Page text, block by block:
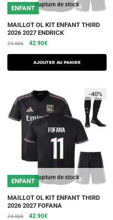
du
produit
Rupture de stock
ENFANT
MAILLOT OL KIT ENFANT THIRD
2026 2027 ENDRICK
74.90€
Le
initial
était :
42.90€Le
actuel
est :
AJOUTER AU PANIER
Ce
produit
a
plusieurs
variations.
options
peuvent
être
choisies
du
produit
Rupture de stock
ENFANT
-40%
MAILLOT OL KIT ENFANT THIRD
2026 2027 FOFANA
74.90€
Le
42.90€Le
Ce
produit